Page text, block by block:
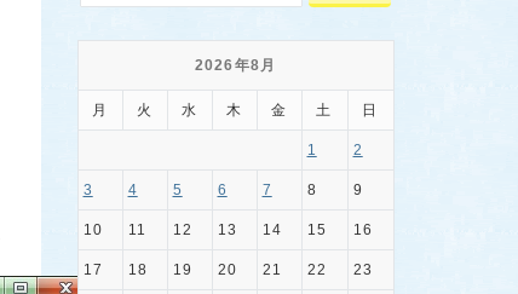
2026年8月
月 火 水 木 金 土 日
1 2
3 4 5 6 7 8 9
10 11 12 13 14 15 16
17 18 19 20 21 22 23